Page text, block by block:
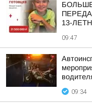
13-
09:47
09:34